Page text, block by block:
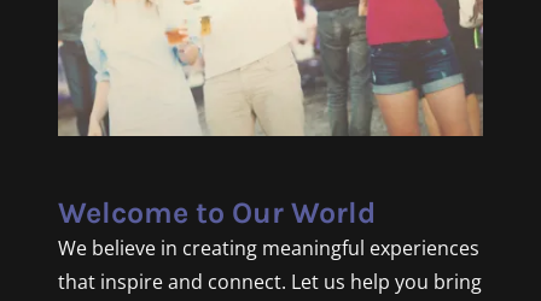
Welcome to Our World
We believe in creating meaningful experiences
that inspire and connect. Let us help you bring